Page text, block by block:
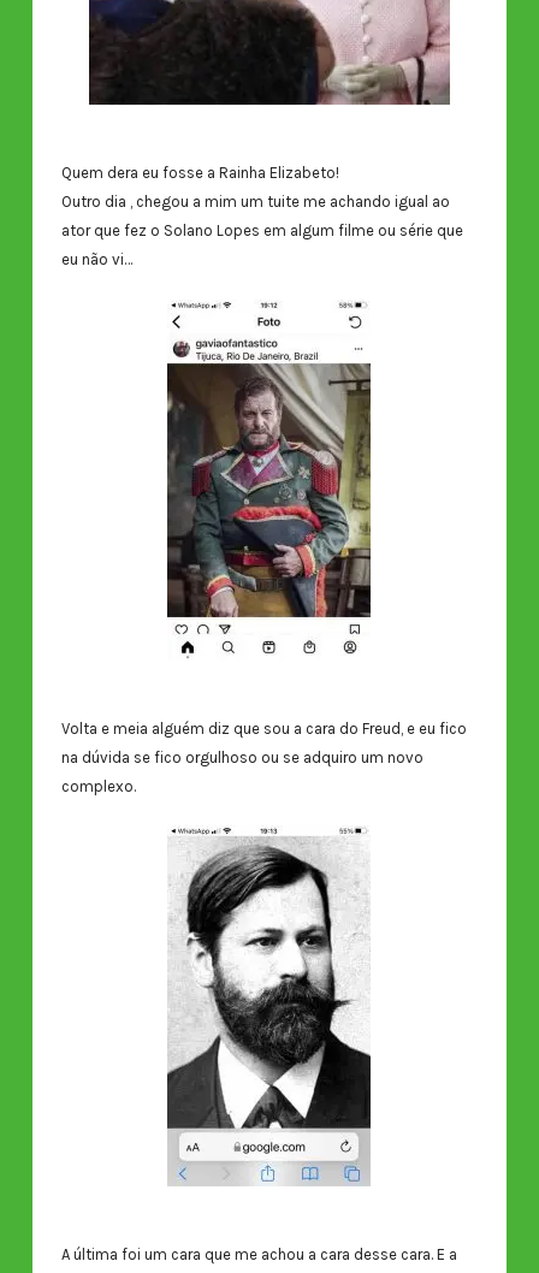
Quem dera eu fosse a Rainha Elizabeto!
Outro dia , chegou a mim um tuite me achando igual ao
ator que fez o Solano Lopes em algum filme ou série que
eu não vi…
Volta e meia alguém diz que sou a cara do Freud, e eu fico
na dúvida se fico orgulhoso ou se adquiro um novo
complexo.
A última foi um cara que me achou a cara desse cara. E a